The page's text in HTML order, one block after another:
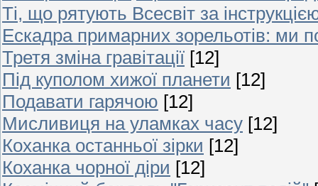
Ті, що рятують Всесвіт за
Ескадра примарних зорельотів: ми
Третя зміна гравітації [12]
Під куполом хижої планети [12]
Подавати гарячою [12]
Мисливиця на уламках часу [12]
Коханка останньої зірки [12]
Коханка чорної діри [12]